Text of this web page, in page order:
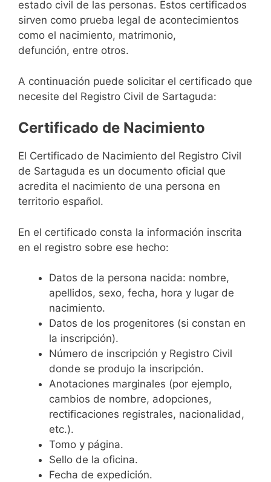
estado civil de las personas. Estos certificados
sirven como prueba legal de acontecimientos
como el nacimiento, matrimonio,
defunción, entre otros.
A continuación puede solicitar el certificado que
necesite del Registro Civil de Sartaguda:
Certificado de Nacimiento
El Certificado de Nacimiento del Registro Civil
de Sartaguda es un documento oficial que
acredita el nacimiento de una persona en
territorio español.
En el certificado consta la información inscrita
en el registro sobre ese hecho:
Datos de la persona nacida: nombre,
apellidos, sexo, fecha, hora y lugar de
nacimiento.
Datos de los progenitores (si constan en
la inscripción).
Número de inscripción y Registro Civil
donde se produjo la inscripción.
Anotaciones marginales (por ejemplo,
cambios de nombre, adopciones,
rectificaciones registrales, nacionalidad,
etc.).
Tomo y página.
Sello de la oficina.
Fecha de expedición.